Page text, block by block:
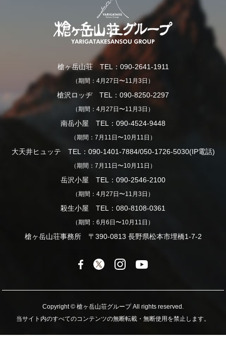
槍ヶ岳山荘 TEL：090-2641-1911
（期間：4月27日〜11月3日）
槍沢ロッヂ TEL：090-8250-2297
（期間：4月27日〜11月3日）
南岳小屋 TEL：090-4524-9448
（期間：7月11日〜10月11日）
大天井ヒュッテ TEL：090-1401-7884/050-1726-5030(IP電話)
（期間：7月11日〜10月11日）
岳沢小屋 TEL：090-2546-2100
（期間：4月27日〜11月3日）
殺生小屋 TEL：080-8108-0361
（期間：6月6日〜10月11日）
槍ヶ岳山荘事務所 〒390-0813 長野県松本市埋橋1-7-2
Copyright © 槍ヶ岳山荘グループ All rights reserved.
当サイト内のすべてのコンテンツの無断転載・無断使用を禁止します。